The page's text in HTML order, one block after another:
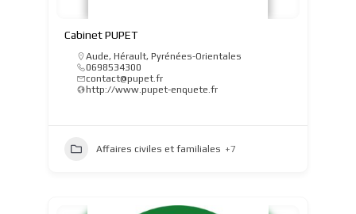
Cabinet PUPET
Aude, Hérault, Pyrénées-Orientales
0698534300
contact@pupet.fr
http://www.pupet-enquete.fr
Affaires civiles et familiales +7